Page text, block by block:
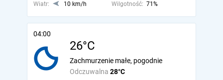
Wiatr:
10 km/h Wilgotność: 71%
04:00
26°C
Odczuwalna 28°C
Zachmurzenie małe, pogodnie